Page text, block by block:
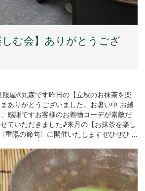
しむ会】ありがとうござ
服屋®丸森です昨日の【立秋のお抹茶を楽
ありがとうございました。お暑い中 お越
感謝ですお客様のお着物コーデが素敵だ
ていただきました♪来月の【お抹茶を楽し
重陽の節句〉に開催いたしますぜひぜひ ...